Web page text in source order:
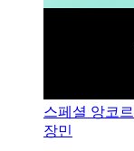
스페셜 앙코르
장민